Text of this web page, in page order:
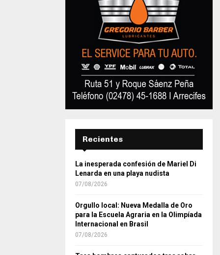
Recientes
La inesperada confesión de Mariel Di
Lenarda en una playa nudista
07/08/2026
Orgullo local: Nueva Medalla de Oro
para la Escuela Agraria en la Olimpíada
Internacional en Brasil
07/08/2026